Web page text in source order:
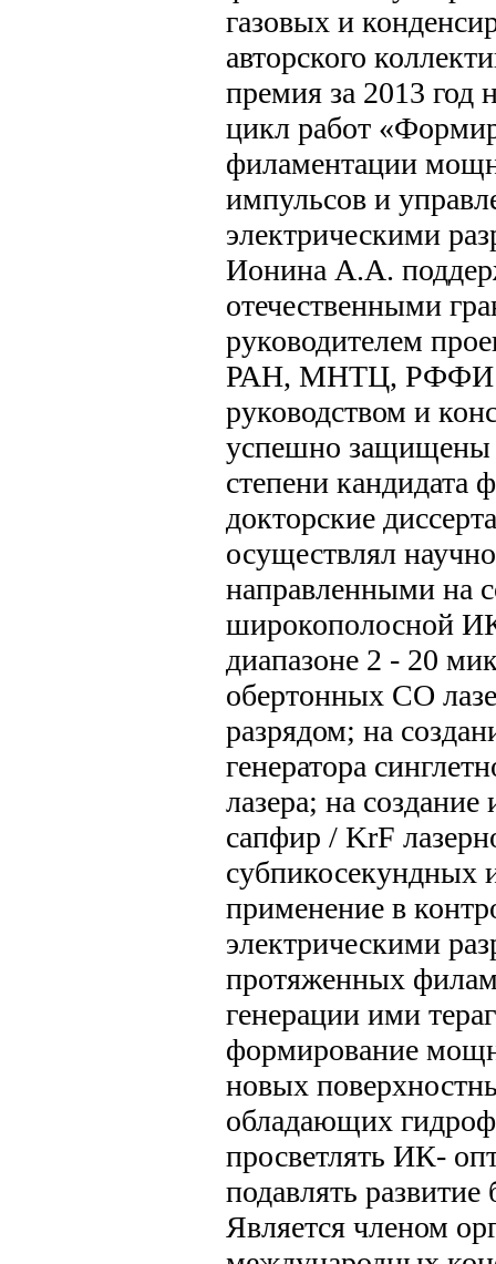
газовых и
авторского
премия за 2013
цикл работ
филаментации
импульсов и
электрическими
Ионина А.А.
отечественными
руководителем
РАН, МНТЦ, РФФИ
руководством и
успешно защищены
степени кандидата
докторские
осуществлял
направленными на
широкополосной
диапазоне 2 - 20
обертонных СО
разрядом; на
генератора
лазера; на создание
сапфир / KrF
субпикосекундных
применение в
электрическими
протяженных
генерации ими
формирование
новых
обладающих
просветлять ИК-
подавлять
Является членом